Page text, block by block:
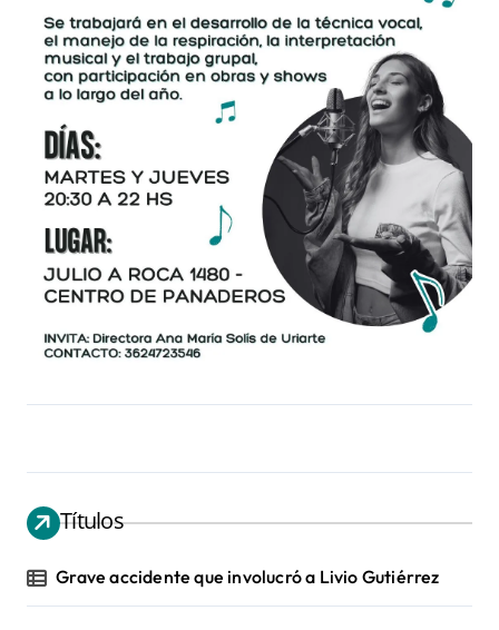
Títulos
Grave accidente que involucró a Livio Gutiérrez